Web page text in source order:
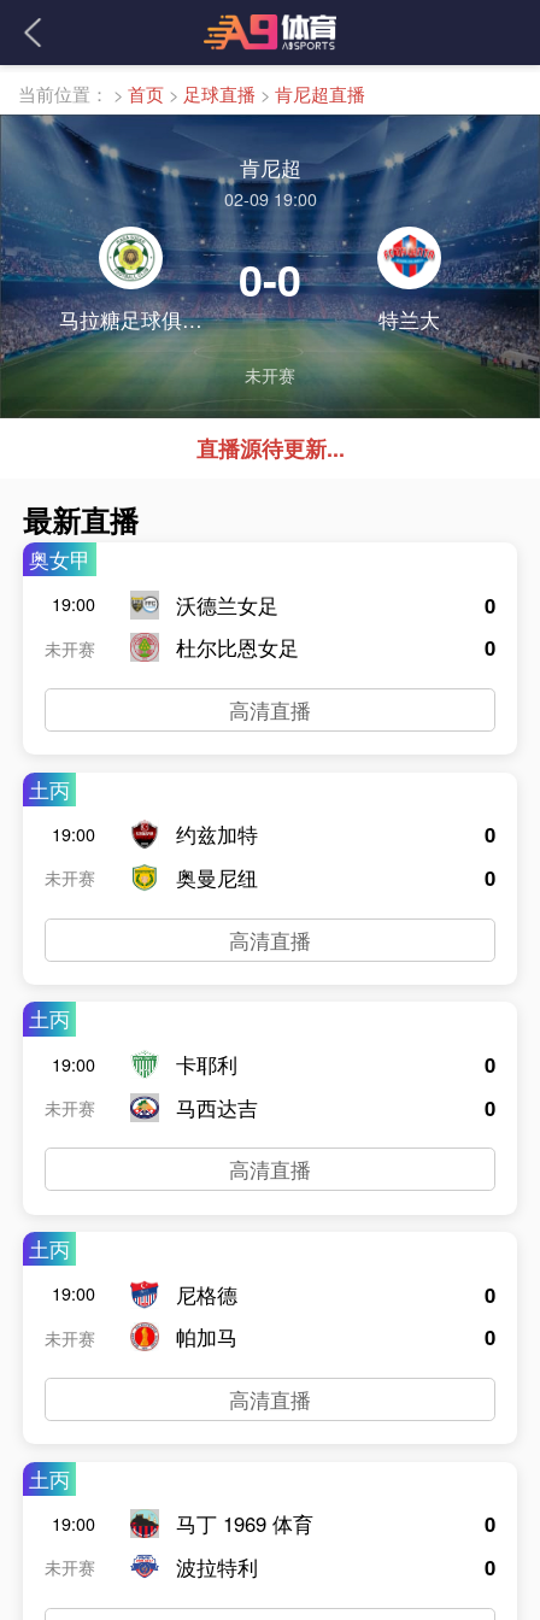
当前位置： > 首页 > 足球直播 > 肯尼超直播
肯尼超
02-09 19:00
马拉糖足球俱乐部
0-0
特兰大
未开赛
直播源待更新...
最新直播
奥女甲
19:00
未开赛
沃德兰女足
杜尔比恩女足
0
0
高清直播
土丙
19:00
未开赛
约兹加特
奥曼尼纽
0
0
高清直播
土丙
19:00
未开赛
卡耶利
马西达吉
0
0
高清直播
土丙
19:00
未开赛
尼格德
帕加马
0
0
高清直播
土丙
19:00
未开赛
马丁 1969 体育
波拉特利
0
0